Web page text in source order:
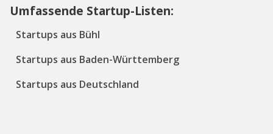
Umfassende Startup-Listen:
Startups aus Bühl
Startups aus Baden-Württemberg
Startups aus Deutschland